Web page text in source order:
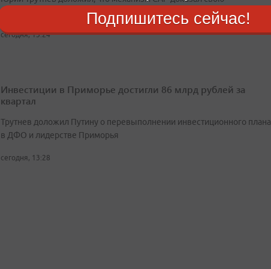
состоятельность
сегодня, 13:24
Инвестиции в Приморье достигли 86 млрд рублей за
квартал
Трутнев доложил Путину о перевыполнении инвестиционного плана
в ДФО и лидерстве Приморья
сегодня, 13:28
Подпишитесь сейчас!